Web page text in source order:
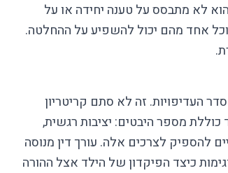
לא מתבסס על טענה יחידה או על
אחד מהם יכול להשפיע על ההחלטה.
העדיפויות. זה לא סתם קריטריון
מספר היבטים: יציבות רגשית,
להספיק לצרכים אלה. עורך דין מנוסה
כיצד הפיקדון של הילד אצל ההורה